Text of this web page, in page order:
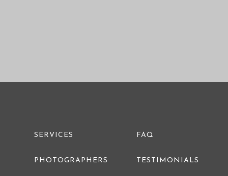
SERVICES
PHOTOGRAPHERS
FAQ
TESTIMONIALS